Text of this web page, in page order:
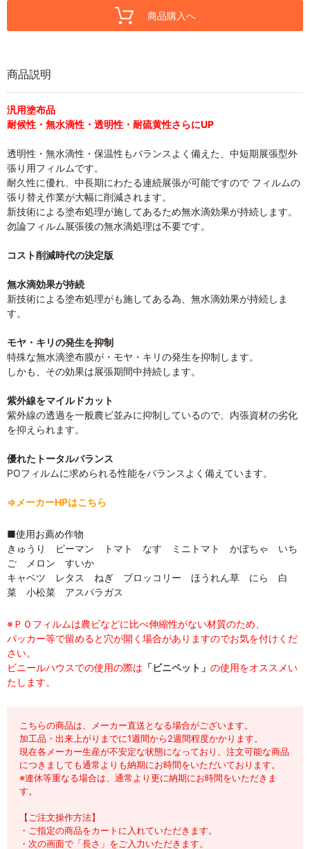
商品購入へ
商品説明
汎用塗布品
耐候性・無水滴性・透明性・耐硫黄性さらにUP
透明性・無水滴性・保温性もバランスよく備えた、中短期展張型外
張り用フィルムです。
耐久性に優れ、中長期にわたる連続展張が可能ですので フィルムの
張り替え作業が大幅に削減されます。
新技術による塗布処理が施してあるため無水滴効果が持続します。
勿論フィルム展張後の無水滴処理は不要です。
コスト削減時代の決定版
無水滴効果が持続
新技術による塗布処理がも施してある為、無水滴効果が持続しま
す。
モヤ・キリの発生を抑制
特殊な無水滴塗布膜が・モヤ・キリの発生を抑制します。
しかも、その効果は展張期間中持続します。
紫外線をマイルドカット
紫外線の透過を一般農ビ並みに抑制しているので、内張資材の劣化
を抑えられます。
優れたトータルバランス
POフィルムに求められる性能をバランスよく備えています。
⇒メーカーHPはこちら
■使用お薦め作物
きゅうり ピーマン トマト なす ミニトマト かぼちゃ いち
ご メロン すいか
キャベツ レタス ねぎ ブロッコリー ほうれん草 にら 白
菜 小松菜 アスパラガス
※ＰＯフィルムは農ビなどに比べ伸縮性がない材質のため、
パッカー等で留めると穴が開く場合がありますのでお気を付けくだ
さい。
ビニールハウスでの使用の際は 「ビニペット」 の使用をオススメい
たします。
こちらの商品は、メーカー直送となる場合がございます。
加工品・出来上がりまでに1週間から2週間程度かかります。
現在各メーカー生産が不安定な状態になっており、注文可能な商品
につきましても通常よりも納期にお時間をいただいております。
※連休等重なる場合は、通常より更に納期にお時間をいただきま
す。
【ご注文操作方法】
・ご指定の商品をカートに入れていただきます。
・次の画面で「長さ」をご入力いただきます。